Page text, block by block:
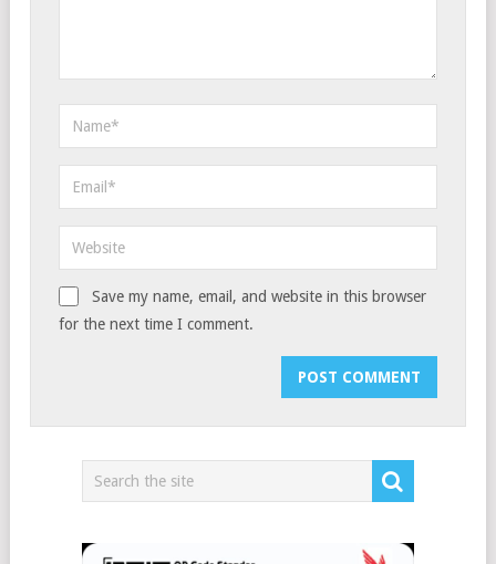
Save my name, email, and website in this browser
for the next time I comment.